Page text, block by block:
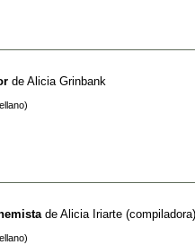
de Alicia Grinbank
de Alicia Iriarte (compiladora)